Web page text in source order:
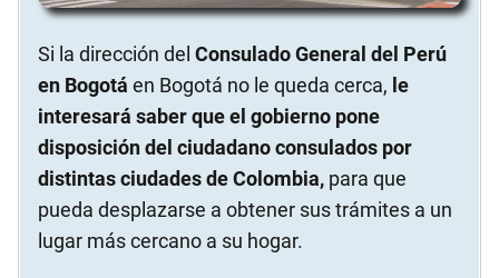
Si la dirección del Consulado General del Perú
en Bogotá en Bogotá no le queda cerca, le
interesará saber que el gobierno pone
disposición del ciudadano consulados por
distintas ciudades de Colombia, para que
pueda desplazarse a obtener sus trámites a un
lugar más cercano a su hogar.